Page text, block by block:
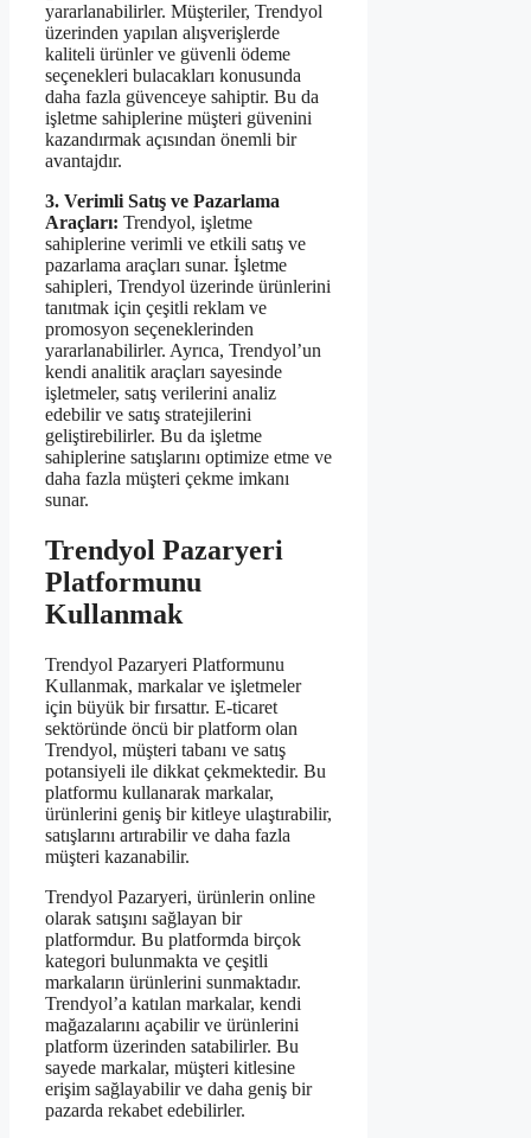
yararlanabilirler. Müşteriler, Trendyol
üzerinden yapılan alışverişlerde
kaliteli ürünler ve güvenli ödeme
seçenekleri bulacakları konusunda
daha fazla güvenceye sahiptir. Bu da
işletme sahiplerine müşteri güvenini
kazandırmak açısından önemli bir
avantajdır.
3. Verimli Satış ve Pazarlama
Araçları: Trendyol, işletme
sahiplerine verimli ve etkili satış ve
pazarlama araçları sunar. İşletme
sahipleri, Trendyol üzerinde ürünlerini
tanıtmak için çeşitli reklam ve
promosyon seçeneklerinden
yararlanabilirler. Ayrıca, Trendyol’un
kendi analitik araçları sayesinde
işletmeler, satış verilerini analiz
edebilir ve satış stratejilerini
geliştirebilirler. Bu da işletme
sahiplerine satışlarını optimize etme ve
daha fazla müşteri çekme imkanı
sunar.
Trendyol Pazaryeri
Platformunu
Kullanmak
Trendyol Pazaryeri Platformunu
Kullanmak, markalar ve işletmeler
için büyük bir fırsattır. E-ticaret
sektöründe öncü bir platform olan
Trendyol, müşteri tabanı ve satış
potansiyeli ile dikkat çekmektedir. Bu
platformu kullanarak markalar,
ürünlerini geniş bir kitleye ulaştırabilir,
satışlarını artırabilir ve daha fazla
müşteri kazanabilir.
Trendyol Pazaryeri, ürünlerin online
olarak satışını sağlayan bir
platformdur. Bu platformda birçok
kategori bulunmakta ve çeşitli
markaların ürünlerini sunmaktadır.
Trendyol’a katılan markalar, kendi
mağazalarını açabilir ve ürünlerini
platform üzerinden satabilirler. Bu
sayede markalar, müşteri kitlesine
erişim sağlayabilir ve daha geniş bir
pazarda rekabet edebilirler.